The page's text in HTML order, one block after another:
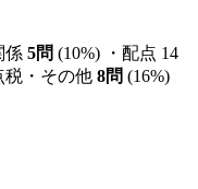
係 5問 (10%) ・配点 14
税・その他 8問 (16%)